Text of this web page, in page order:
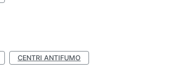
CENTRI ANTIFUMO